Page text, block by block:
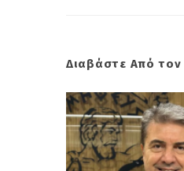
Διαβάστε Από τον